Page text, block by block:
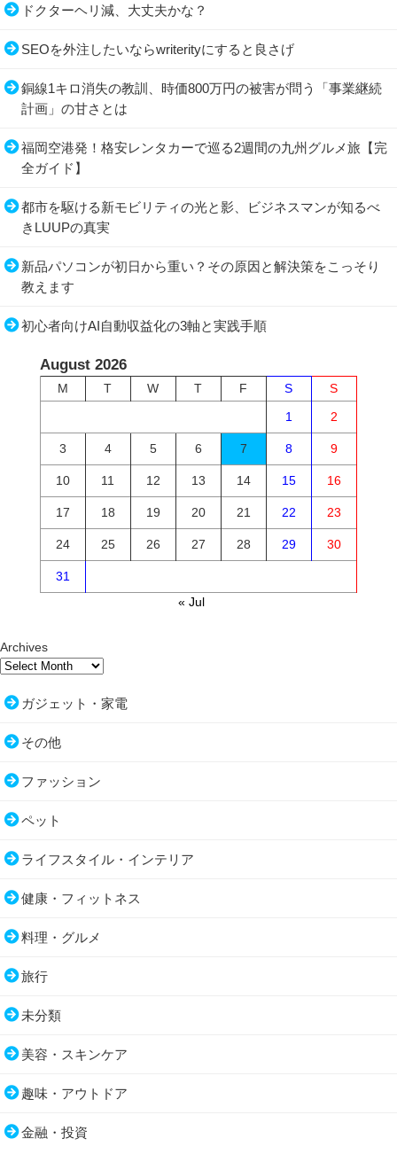
ドクターヘリ減、大丈夫かな？
SEOを外注したいならwriterityにすると良さげ
銅線1キロ消失の教訓、時価800万円の被害が問う「事業継続
計画」の甘さとは
福岡空港発！格安レンタカーで巡る2週間の九州グルメ旅【完
全ガイド】
都市を駆ける新モビリティの光と影、ビジネスマンが知るべ
きLUUPの真実
新品パソコンが初日から重い？その原因と解決策をこっそり
教えます
初心者向けAI自動収益化の3軸と実践手順
August 2026
M T W T F S
S
1
2
3 4 5 6 7 8 9
10 11 12 13 14 15 16
17 18 19 20 21 22 23
24 25 26 27 28 29 30
31
« Jul
Archives
ガジェット・家電
その他
ファッション
ペット
ライフスタイル・インテリア
健康・フィットネス
料理・グルメ
旅行
未分類
美容・スキンケア
趣味・アウトドア
金融・投資